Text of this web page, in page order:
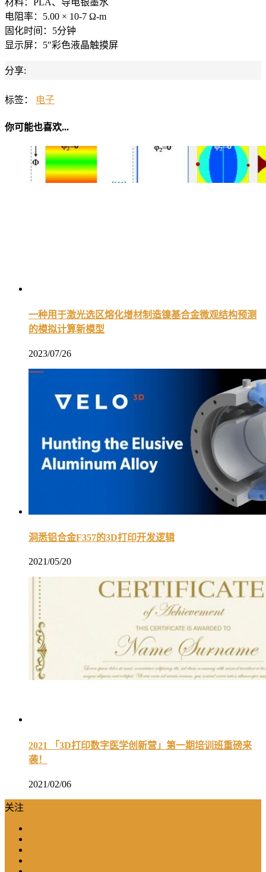
材料：PLA、导电银墨水
电阻率：5.00 × 10-7 Ω-m
固化时间：5分钟
显示屏：5″彩色液晶触摸屏
分享:
标签： 电子
你可能也喜欢...
一种用于激光选区熔化增材制造镍基合金微观结构预测
的模拟计算新模型
2023/07/26
洞悉铝合金F357的3D打印开发逻辑
2021/05/20
2021 「3D打印数字医学创新营」第一期培训班重磅来
袭！
2021/02/06
关注